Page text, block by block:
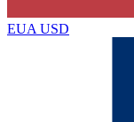
EUA USD